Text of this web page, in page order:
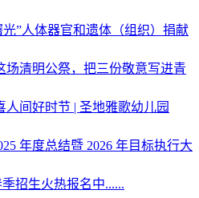
光”人体器官和遗体（组织）捐献
场清明公祭，把三份敬意写进青
间好时节 | 圣地雅歌幼儿园
年度总结暨 2026 年目标执行大
招生火热报名中......